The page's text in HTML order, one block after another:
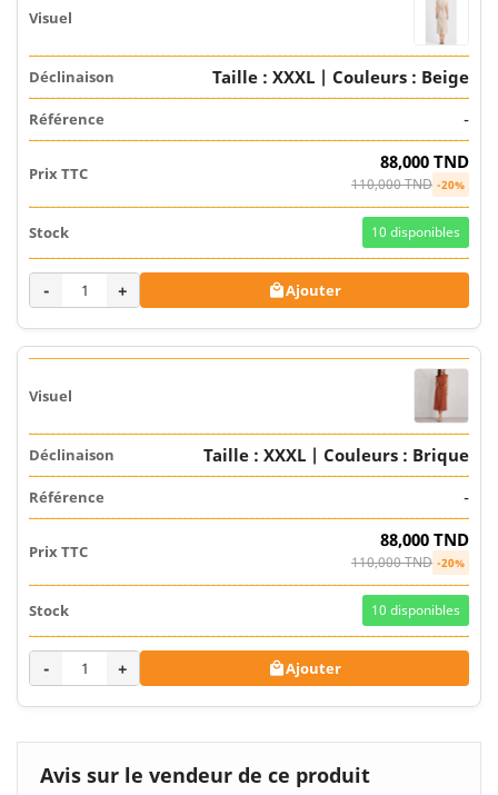
Taille : XXXL | Couleurs : Beige
-
88,000 TND
110,000 TND -20%
10 disponibles
- + Ajouter
Taille : XXXL | Couleurs : Brique
-
88,000 TND
110,000 TND -20%
10 disponibles
- + Ajouter
Avis sur le vendeur de ce produit